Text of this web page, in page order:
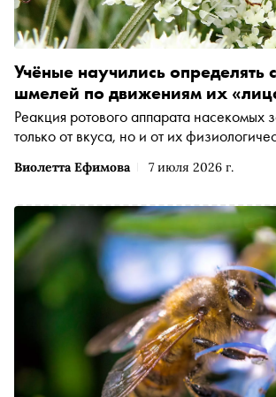
Виолетта Ефимова 7 июля 2026 г.
Учёные научились определять
шмелей по движениям их
Реакция ротового аппарата насекомых
только от вкуса, но и от их